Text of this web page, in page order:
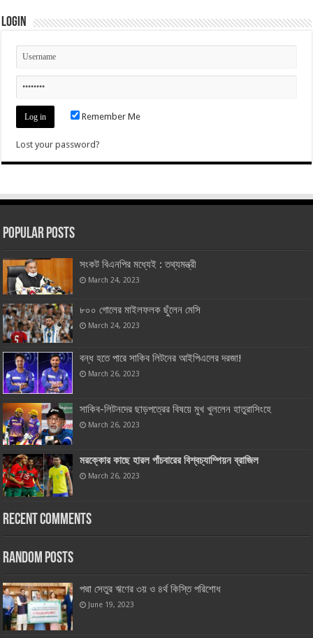
Login
Remember Me
Lost your password?
Popular Posts
সংকট বিএনপির মধ্যেই : তথ্যমন্ত্রী
March 24, 2023
৮০০ গোলের মাইলফলক ছুঁলেন মেসি
March 24, 2023
বন্ধ হতে পারে সাকিব লিটনের আইপিএলের দরজা!
March 26, 2023
সাকিব-লিটনদের ছাড়পত্রের বিষয়ে মুখ খুললেন হাতুরাসিংহে
March 26, 2023
মরক্কোর কাছে হারল পাঁচবারের বিশ্বচ্যাম্পিয়ন ব্রাজিল
March 26, 2023
Recent Comments
Random Posts
পদ্মা সেতুর ঋণের ৩য় ও ৪র্থ কিস্তি পরিশোধ
June 19, 2023